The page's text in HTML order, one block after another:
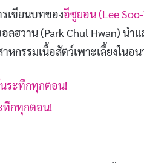
รเขียนบทของอีซูยอน (Lee
ฮวาน (Park Chul Hwan) นำ
หกรรมเนื้อสัตว์เพาะเลี้ยงในอ
ระทึกทุกตอน!
ทึกทุกตอน!